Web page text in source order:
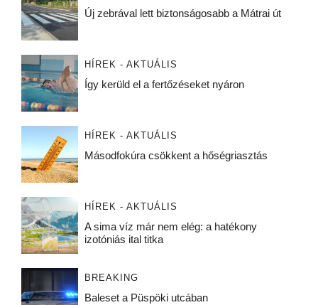
Új zebrával lett biztonságosabb a Mátrai út
HÍREK - AKTUÁLIS
Így kerüld el a fertőzéseket nyáron
HÍREK - AKTUÁLIS
Másodfokúra csökkent a hőségriasztás
HÍREK - AKTUÁLIS
A sima víz már nem elég: a hatékony
izotóniás ital titka
BREAKING
Baleset a Püspöki utcában